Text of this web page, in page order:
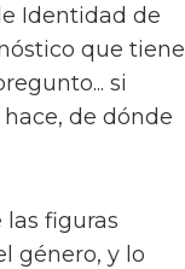
Identidad de
que tiene
si
de dónde
las figuras
género, y lo